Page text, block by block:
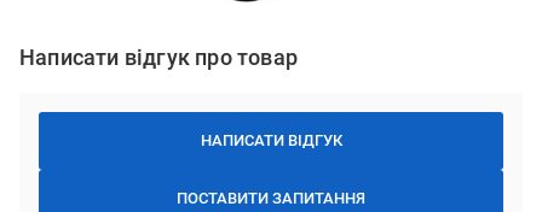
Написати відгук про товар
НАПИСАТИ ВІДГУК
ПОСТАВИТИ ЗАПИТАННЯ